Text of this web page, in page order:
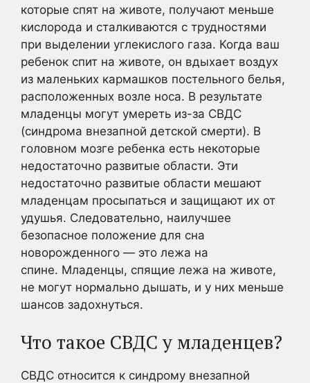
которые спят на животе, получают меньше
кислорода и сталкиваются с трудностями
при выделении углекислого газа. Когда ваш
ребенок спит на животе, он вдыхает воздух
из маленьких кармашков постельного белья,
расположенных возле носа. В результате
младенцы могут умереть из-за СВДС
(синдрома внезапной детской смерти). В
головном мозге ребенка есть некоторые
недостаточно развитые области. Эти
недостаточно развитые области мешают
младенцам просыпаться и защищают их от
удушья. Следовательно, наилучшее
безопасное положение для сна
новорожденного — это лежа на
спине. Младенцы, спящие лежа на животе,
не могут нормально дышать, и у них меньше
шансов задохнуться.
Что такое СВДС у младенцев?
СВДС относится к синдрому внезапной